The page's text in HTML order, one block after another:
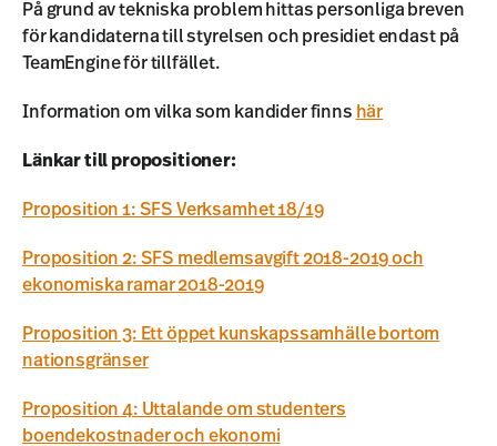
På grund av tekniska problem hittas personliga breven
för kandidaterna till styrelsen och presidiet endast på
TeamEngine för tillfället.
Information om vilka som kandider finns här
Länkar till propositioner:
Proposition 1: SFS Verksamhet 18/19
Proposition 2: SFS medlemsavgift 2018-2019 och
ekonomiska ramar 2018-2019
Proposition 3: Ett öppet kunskapssamhälle bortom
nationsgränser
Proposition 4: Uttalande om studenters
boendekostnader och ekonomi